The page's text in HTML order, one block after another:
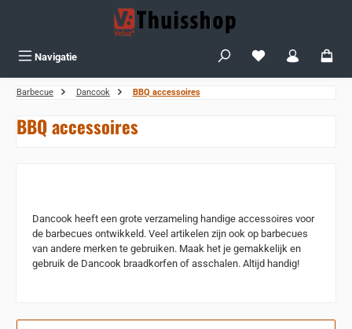
Navigatie Je hebt 0 items op
Barbecue Dancook BBQ accessoires
BBQ accessoires
Dancook heeft een grote verzameling handige accessoires voor
de barbecues ontwikkeld. Veel artikelen zijn ook op barbecues
van andere merken te gebruiken. Maak het je gemakkelijk en
gebruik de Dancook braadkorfen of asschalen. Altijd handig!